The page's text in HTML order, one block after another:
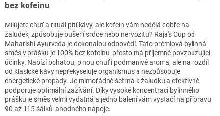
bez kofeinu
Milujete chuť a rituál pití kávy, ale kofein vám nedělá dobře na
žaludek, způsobuje bušení srdce nebo nervozitu? Raja's Cup od
Maharishi Ayurveda je dokonalou odpovědí. Tato prémiová bylinná
směs v prášku je 100% bez kofeinu, přesto má příjemně povzbuzující
účinky. Nabízí bohatou, plnou chuť i podmanivé aroma, ale na rozdíl
od klasické kávy nepřekyseluje organismus a nezpůsobuje
energetické propady. Je mimořádně šetrná k žaludku a efektivně
podporuje optimální zažívání. Díky vysoké koncentraci bylinného
prášku je směs velmi vydatná a jedno balení vám vystačí na přípravu
90 až 115 šálků lahodného nápoje.